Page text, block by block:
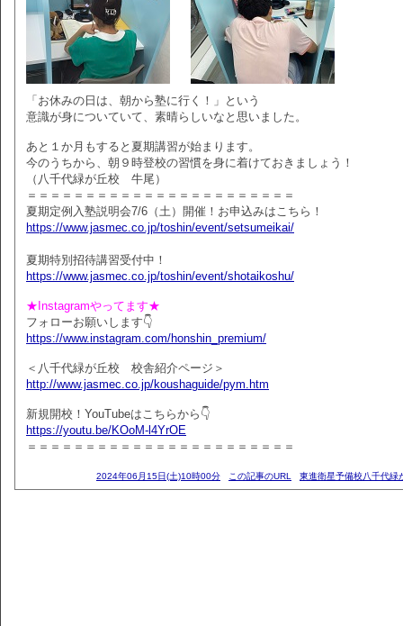
「お休みの日は、朝から塾に行く！」という
意識が身についていて、素晴らしいなと思いました。
あと１か月もすると夏期講習が始まります。
今のうちから、朝９時登校の習慣を身に着けておきましょう！
（八千代緑が丘校 牛尾）
＝＝＝＝＝＝＝＝＝＝＝＝＝＝＝＝＝＝＝＝＝＝＝
夏期定例入塾説明会7/6（土）開催！お申込みはこちら！
https://www.jasmec.co.jp/toshin/event/setsumeikai/
夏期特別招待講習受付中！
https://www.jasmec.co.jp/toshin/event/shotaikoshu/
★Instagramやってます★
フォローお願いします👇
https://www.instagram.com/honshin_premium/
＜八千代緑が丘校 校舎紹介ページ＞
http://www.jasmec.co.jp/koushaguide/pym.htm
新規開校！YouTubeはこちらから👇
https://youtu.be/KOoM-l4YrOE
＝＝＝＝＝＝＝＝＝＝＝＝＝＝＝＝＝＝＝＝＝＝＝
2024年06月15日(土)10時00分 この記事のURL 東進衛星予備校八千代緑